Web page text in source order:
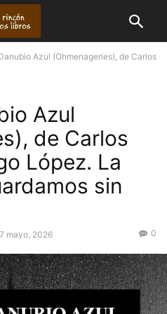
Azul (Ohmenageries), de Carlos
Azul
de Carlos
López. La
sin
mayo, 2026 0